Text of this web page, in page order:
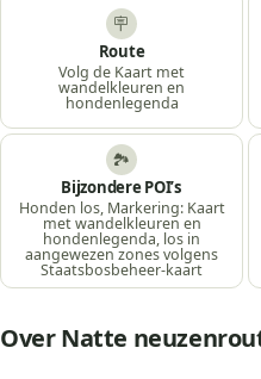
🪧
Route
Volg de Kaart met
wandelkleuren en
hondenlegenda
🏞️
Bijzondere POI’s
Honden los, Markering: Kaart
met wandelkleuren en
hondenlegenda, los in
aangewezen zones volgens
Staatsbosbeheer-kaart
Over Natte